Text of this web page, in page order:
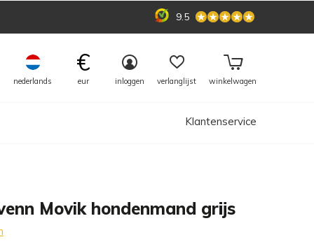
nederlands
€
eur inloggen verlanglijst winkelwagen
Klantenservice
9.5
Movik hondenmand grijs